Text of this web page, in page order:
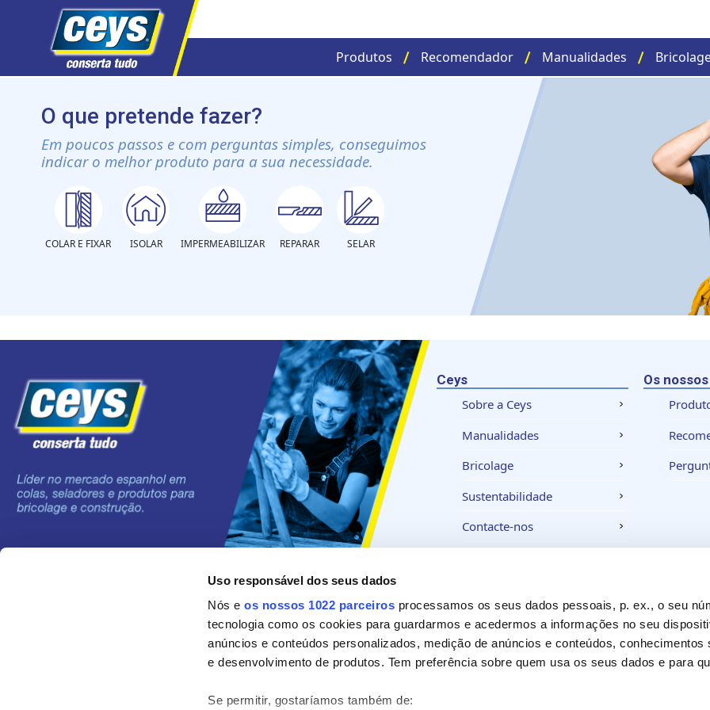
Uso responsável dos seus dados
Nós eos nossos 1022 parceiros processamos os seus dados pessoais, p. ex., o seu
tecnologia como os cookies para guardarmos e acedermos a informações no seu
anúncios e conteúdos personalizados, medição de anúncios e conteúdos, conhecimentos
e desenvolvimento de produtos. Tem preferência sobre quem usa os seus dados e para
Se permitir, gostaríamos também de:
Produtos Recomendador Manualidades
O que pretende fazer?
Em poucos passos e com perguntas simples, conseguimos
indicar o melhor produto para a sua necessidade.
COLAR E FIXAR ISOLAR IMPERMEABILIZAR REPARAR SELAR
Ceys
Sobre a Ceys
Manualidades
Bricolage
Sustentabilidade
Contacte-nos
Os